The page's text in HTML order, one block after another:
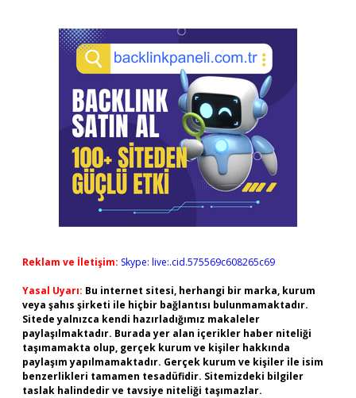
Reklam ve İletişim: Skype: live:.cid.575569c608265c69
Yasal Uyarı: Bu internet sitesi, herhangi bir marka, kurum
veya şahıs şirketi ile hiçbir bağlantısı bulunmamaktadır.
Sitede yalnızca kendi hazırladığımız makaleler
paylaşılmaktadır. Burada yer alan içerikler haber niteliği
taşımamakta olup, gerçek kurum ve kişiler hakkında
paylaşım yapılmamaktadır. Gerçek kurum ve kişiler ile isim
benzerlikleri tamamen tesadüfidir. Sitemizdeki bilgiler
taslak halindedir ve tavsiye niteliği taşımazlar.